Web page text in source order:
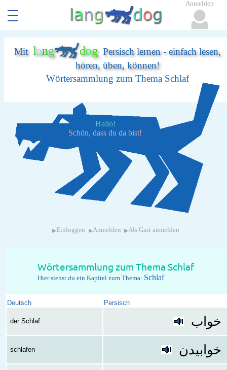
Mit lang dogPersisch lernen - einfach lesen,
hören, üben, können!
Wörtersammlung zum Thema Schlaf
Hallo!
Schön, dass du da bist!
▸ Einloggen ▸Anmelden ▸Als Gast anmelden
Wörtersammlung zum Thema Schlaf
Hier siehst du ein Kapitel zum Thema: Schlaf
Deutsch Persisch
der Schlaf خواب
schlafen خوابیدن
Anmelden